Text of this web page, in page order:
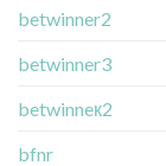
betwinner2
betwinner3
betwinneк2
bfnr